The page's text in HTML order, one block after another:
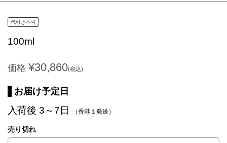
代引き不可
100ml
価格 ¥30,860(税込)
お届け予定日
入荷後 3～7日 （香港１発送）
売り切れ